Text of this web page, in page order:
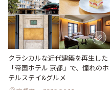
クラシカルな近代建築を再生した
「帝国ホテル 京都」で、憧れのホ
テルステイ&グルメ